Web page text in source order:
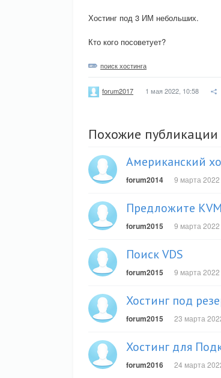
Хостинг под 3 ИМ небольших.
Кто кого посоветует?
поиск хостинга
forum2017 1 мая 2022, 10:58
Похожие публикации
Американский
forum2014 9 марта 2022
Предложите
forum2015 9 марта 2022
Поиск VDS
forum2015 9 марта 2022
Хостинг под
forum2015 23 марта
Хостинг для
forum2016 24 марта